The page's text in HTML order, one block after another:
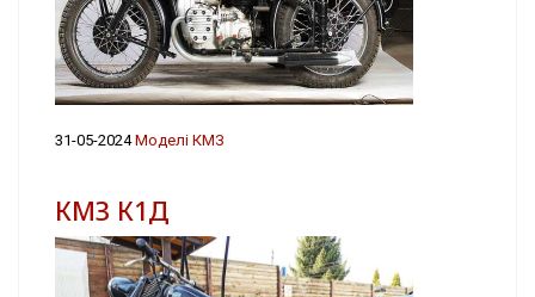
31-05-2024Моделі КМЗ
КМЗ К1Д